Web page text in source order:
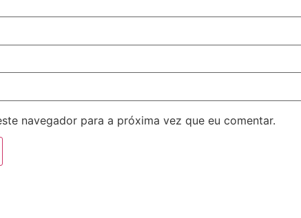
navegador para a próxima vez que eu comentar.